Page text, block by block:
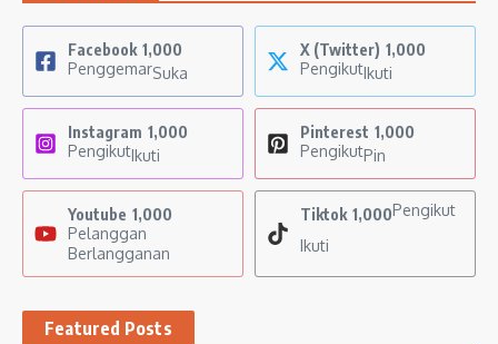
Facebook 1,000
PenggemarSuka
X (Twitter) 1,000
PengikutIkuti
Instagram 1,000
PengikutIkuti
Pinterest 1,000
PengikutPin
Youtube 1,000
Pelanggan
Berlangganan
Tiktok 1,000Pengikut
Ikuti
Featured Posts